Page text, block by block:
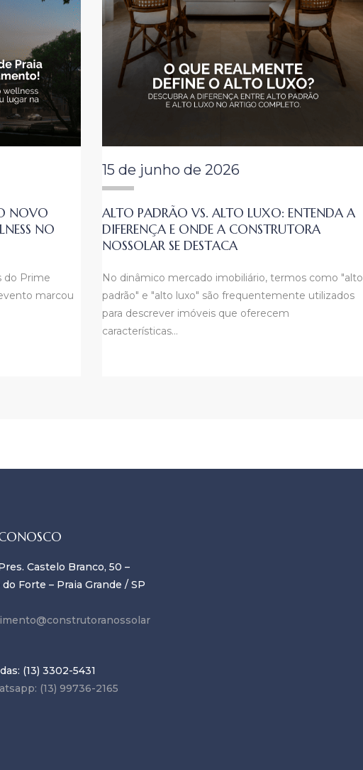
NOVO
NO
do Prime
marcou
15 de junho de 2026
ALTO PADRÃO VS. ALTO LUXO: ENTENDA A
DIFERENÇA E ONDE A CONSTRUTORA
NOSSOLAR SE DESTACA
No dinâmico mercado imobiliário, termos como "alto
padrão" e "alto luxo" são frequentemente utilizados
para descrever imóveis que oferecem
características…
Castelo Branco, 50 –
Forte – Praia Grande / SP
(13) 3302-5431
(13) 99736-2165